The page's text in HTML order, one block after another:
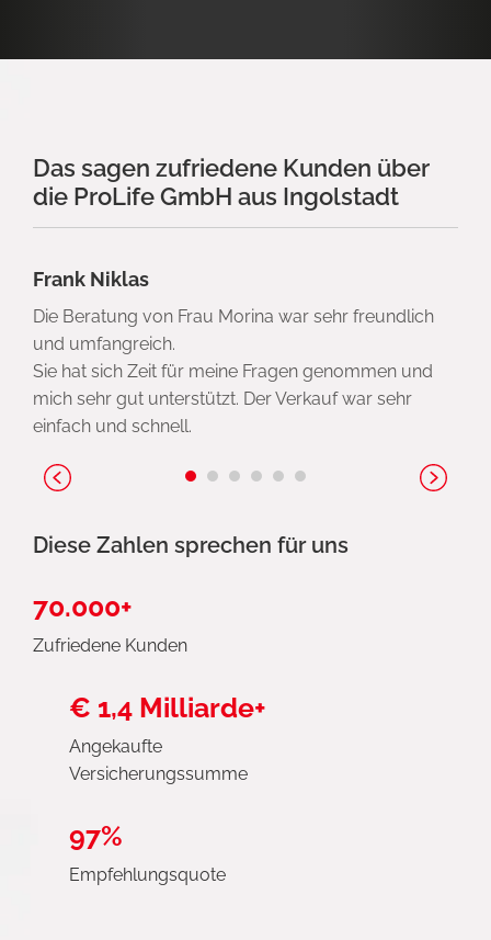
Das sagen zufriedene Kunden über
die ProLife GmbH aus Ingolstadt
Frank Niklas
Die Beratung von Frau Morina war sehr freundlich
und umfangreich.
Sie hat sich Zeit für meine Fragen genommen und
mich sehr gut unterstützt. Der Verkauf war sehr
einfach und schnell.
Diese Zahlen sprechen für uns
70.000+
Zufriedene Kunden
€ 1,4 Milliarde+
Angekaufte
Versicherungssumme
97%
Empfehlungsquote